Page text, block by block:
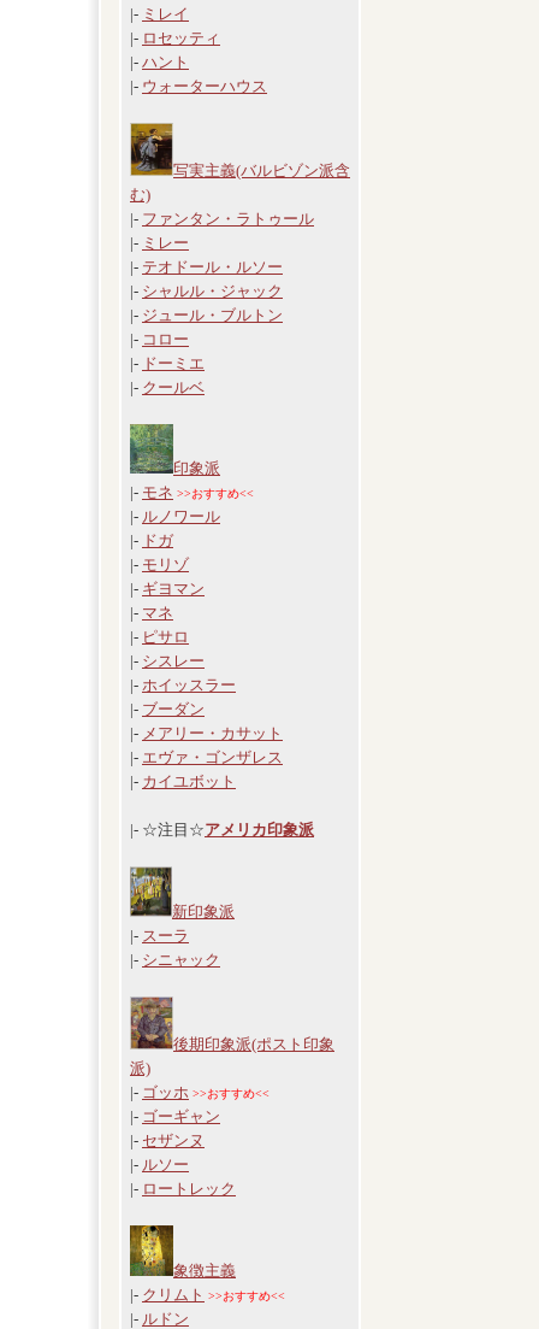
|- ミレイ
|- ロセッティ
|- ハント
|- ウォーターハウス
写実主義(バルビゾン派含
む)
|- ファンタン・ラトゥール
|- ミレー
|- テオドール・ルソー
|- シャルル・ジャック
|- ジュール・ブルトン
|- コロー
|- ドーミエ
|- クールベ
印象派
|- モネ >>おすすめ<<
|- ルノワール
|- ドガ
|- モリゾ
|- ギヨマン
|- マネ
|- ピサロ
|- シスレー
|- ホイッスラー
|- ブーダン
|- メアリー・カサット
|- エヴァ・ゴンザレス
|- カイユボット
|- ☆注目☆アメリカ印象派
新印象派
|- スーラ
|- シニャック
後期印象派(ポスト印象
派)
|- ゴッホ >>おすすめ<<
|- ゴーギャン
|- セザンヌ
|- ルソー
|- ロートレック
象徴主義
|- クリムト >>おすすめ<<
|- ルドン